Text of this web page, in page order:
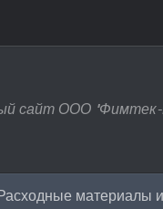
сайт ООО "Фимтек-
материалы